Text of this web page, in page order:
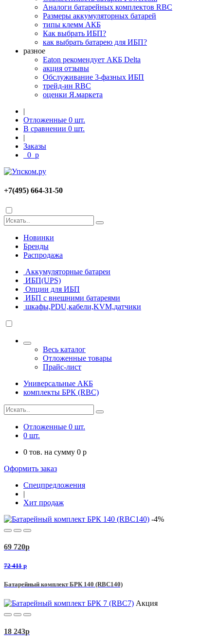
Аналоги батарейных комплектов RBC
Размеры аккумуляторных батарей
типы клемм АКБ
Как выбрать ИБП?
как выбрать батарею для ИБП?
разное
Eaton рекомендует АКБ Delta
акция отзывы
Обслуживание 3-фазных ИБП
трейд-ин RBC
оценки Я.маркета
|
Отложенные 0 шт.
В сравнении 0 шт.
|
Заказы
0 p
+7(495) 664-31-50
Новинки
Бренды
Распродажа
Аккумуляторные батареи
ИБП(UPS)
Опции для ИБП
ИБП с внешними батареями
шкафы,PDU,кабели,KVM,датчики
Весь каталог
Отложенные товары
Прайс-лист
Универсальные АКБ
комплекты БРК (RBC)
Отложенные 0 шт.
0 шт.
0 тов. на сумму 0 p
Оформить заказ
Спецпредложения
|
Хит продаж
-4%
69 720p
72 411 p
Батарейный комплект БРК 140 (RBC140)
Акция
18 243p